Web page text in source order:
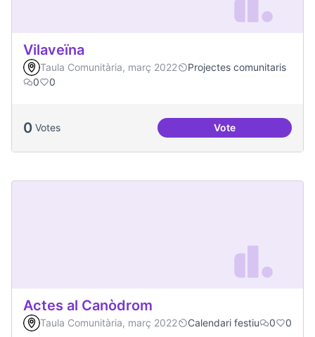
Vilaveïna
Taula Comunitària, març 2022
Projectes comunitaris
0
0
0 Votes VoteVilaveïna
Actes al Canòdrom
Taula Comunitària, març 2022 Calendari festiu 0 0